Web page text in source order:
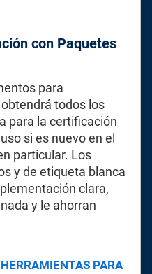
con Paquetes
para
todos los
para la certificación
si es nuevo en el
particular. Los
y de etiqueta blanca
clara,
y le ahorran
PARA